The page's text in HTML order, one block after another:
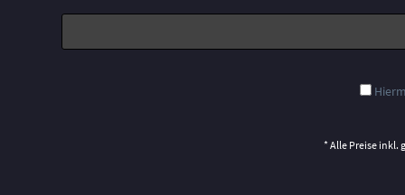
* Alle Preise inkl.